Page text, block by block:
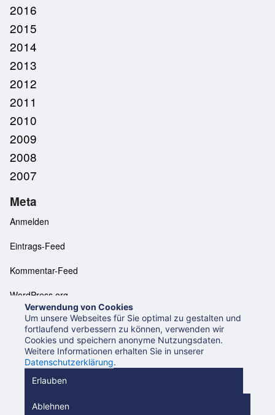
2016
2015
2014
2013
2012
2011
2010
2009
2008
2007
Meta
Anmelden
Eintrags-Feed
Kommentar-Feed
WordPress.org
Neues aus der UB Mannheim
Datenschutzerklärung
Impressum
Verwendung von Cookies
Um unsere Webseites für Sie optimal zu gestalten und
fortlaufend verbessern zu können, verwenden wir
Cookies und speichern anonyme Nutzungsdaten.
Weitere Informationen erhalten Sie in unserer
Datenschutzerklärung.
Erlauben
Ablehnen